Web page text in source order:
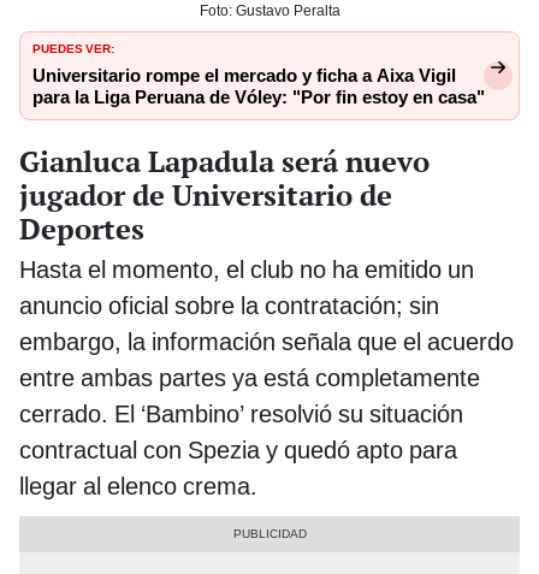
Foto: Gustavo Peralta
PUEDES VER:
Universitario rompe el mercado y ficha a Aixa Vigil
para la Liga Peruana de Vóley: "Por fin estoy en casa"
Gianluca Lapadula será nuevo
jugador de Universitario de
Deportes
Hasta el momento, el club no ha emitido un
anuncio oficial sobre la contratación; sin
embargo, la información señala que el acuerdo
entre ambas partes ya está completamente
cerrado. El ‘Bambino’ resolvió su situación
contractual con Spezia y quedó apto para
llegar al elenco crema.